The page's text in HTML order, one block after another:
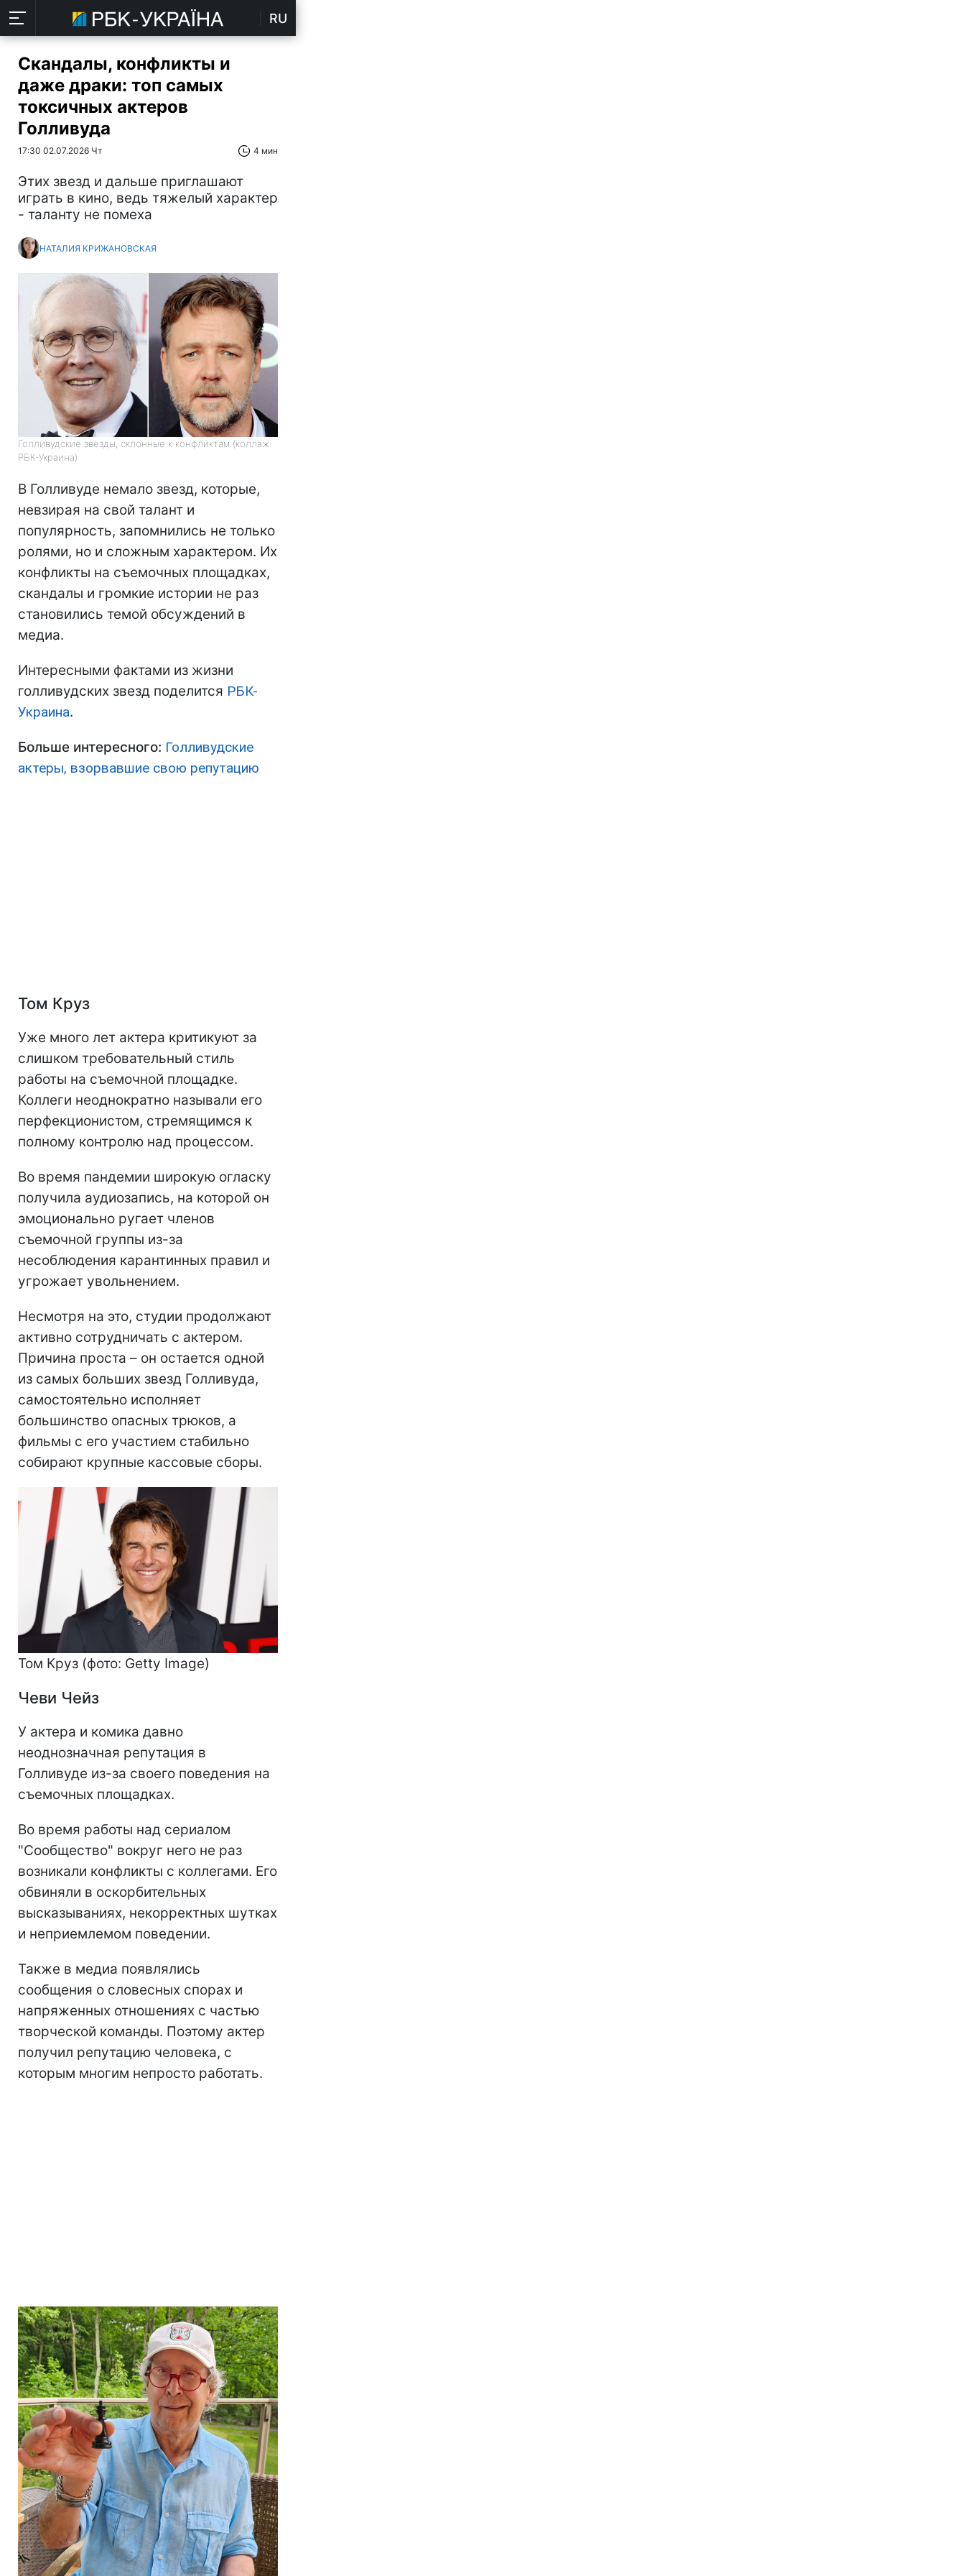
RU
Скандалы, конфликты и
даже драки: топ самых
токсичных актеров
Голливуда
17:30 02.07.2026 Чт 4 мин
Этих звезд и дальше приглашают
играть в кино, ведь тяжелый характер
- таланту не помеха
НАТАЛИЯ КРИЖАНОВСКАЯ
Голливудские звезды, склонные к конфликтам (коллаж:
РБК-Украина)
В Голливуде немало звезд, которые,
невзирая на свой талант и
популярность, запомнились не только
ролями, но и сложным характером. Их
конфликты на съемочных площадках,
скандалы и громкие истории не раз
становились темой обсуждений в
медиа.
Интересными фактами из жизни
голливудских звезд поделится РБК-
Украина.
Больше интересного: Голливудские
актеры, взорвавшие свою репутацию
Том Круз
Уже много лет актера критикуют за
слишком требовательный стиль
работы на съемочной площадке.
Коллеги неоднократно называли его
перфекционистом, стремящимся к
полному контролю над процессом.
Во время пандемии широкую огласку
получила аудиозапись, на которой он
эмоционально ругает членов
съемочной группы из-за
несоблюдения карантинных правил и
угрожает увольнением.
Несмотря на это, студии продолжают
активно сотрудничать с актером.
Причина проста – он остается одной
из самых больших звезд Голливуда,
самостоятельно исполняет
большинство опасных трюков, а
фильмы с его участием стабильно
собирают крупные кассовые сборы.
Том Круз (фото: Getty Image)
Чеви Чейз
У актера и комика давно
неоднозначная репутация в
Голливуде из-за своего поведения на
съемочных площадках.
Во время работы над сериалом
"Сообщество" вокруг него не раз
возникали конфликты с коллегами. Его
обвиняли в оскорбительных
высказываниях, некорректных шутках
и неприемлемом поведении.
Также в медиа появлялись
сообщения о словесных спорах и
напряженных отношениях с частью
творческой команды. Поэтому актер
получил репутацию человека, с
которым многим непросто работать.